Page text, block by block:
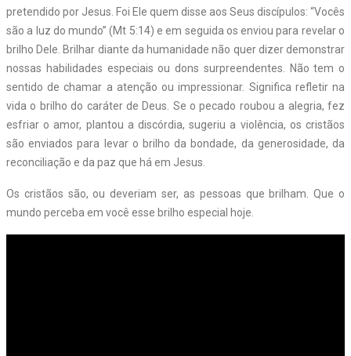
pretendido por Jesus. Foi Ele quem disse aos Seus discípulos: “Vocês
são a luz do mundo” (Mt 5:14) e em seguida os enviou para revelar o
brilho Dele. Brilhar diante da humanidade não quer dizer demonstrar
nossas habilidades especiais ou dons surpreendentes. Não tem o
sentido de chamar a atenção ou impressionar. Significa refletir na
vida o brilho do caráter de Deus. Se o pecado roubou a alegria, fez
esfriar o amor, plantou a discórdia, sugeriu a violência, os cristãos
são enviados para levar o brilho da bondade, da generosidade, da
reconciliação e da paz que há em Jesus.
Os cristãos são, ou deveriam ser, as pessoas que brilham. Que o
mundo perceba em você esse brilho especial hoje.